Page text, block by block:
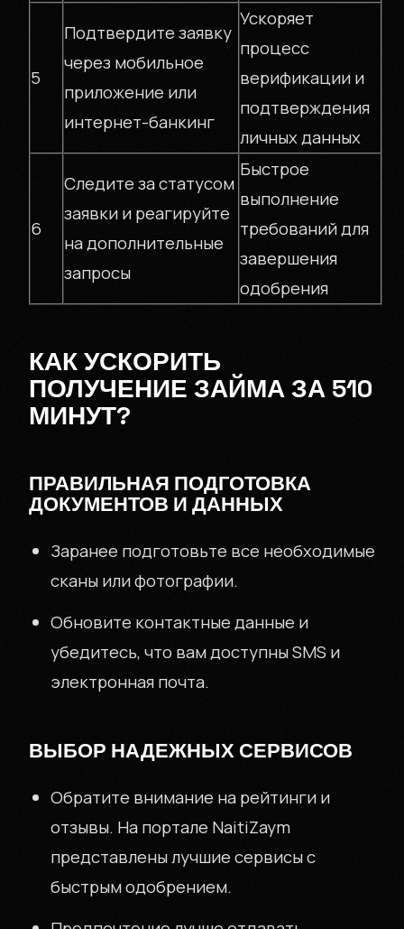
5
Подтвердите заявку
через мобильное
приложение или
интернет-банкинг
Ускоряет
процесс
верификации и
подтверждения
личных данных
6
Следите за статусом
заявки и реагируйте
на дополнительные
запросы
Быстрое
выполнение
требований для
завершения
одобрения
КАК УСКОРИТЬ
ПОЛУЧЕНИЕ ЗАЙМА ЗА 510
МИНУТ?
ПРАВИЛЬНАЯ ПОДГОТОВКА
ДОКУМЕНТОВ И ДАННЫХ
Заранее подготовьте все необходимые
сканы или фотографии.
Обновите контактные данные и
убедитесь, что вам доступны SMS и
электронная почта.
ВЫБОР НАДЕЖНЫХ СЕРВИСОВ
Обратите внимание на рейтинги и
отзывы. На портале NaitiZaym
представлены лучшие сервисы с
быстрым одобрением.